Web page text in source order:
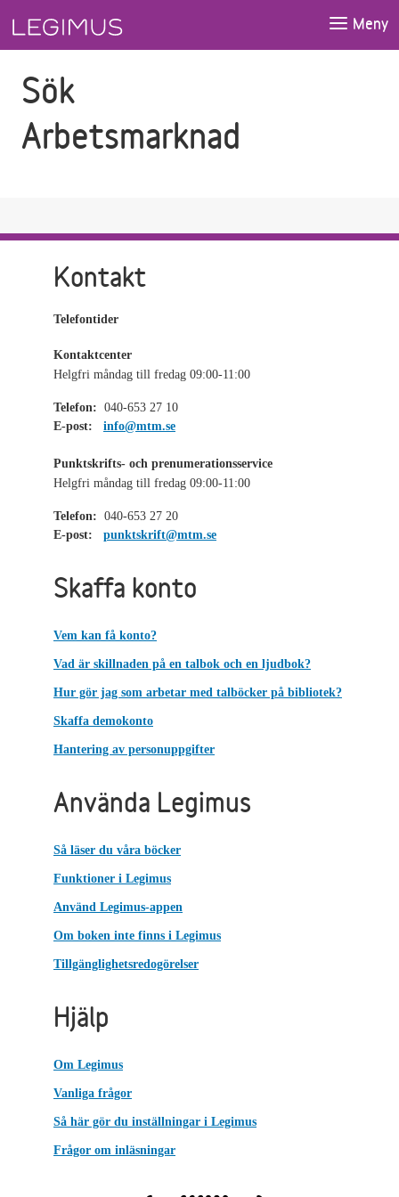
Meny
Sök
Arbetsmarknad
Kontakt
Telefontider
Kontaktcenter
Helgfri måndag till fredag 09:00-11:00
Telefon: 040-653 27 10
E-post:
info@mtm.se
Punktskrifts- och prenumerationsservice
Helgfri måndag till fredag 09:00-11:00
Telefon: 040-653 27 20
E-post:
punktskrift@mtm.se
Skaffa konto
Vem kan få konto?
Vad är skillnaden på en talbok och en ljudbok?
Hur gör jag som arbetar med talböcker på bibliotek?
Skaffa demokonto
Hantering av personuppgifter
Använda Legimus
Så läser du våra böcker
Funktioner i Legimus
Använd Legimus-appen
Om boken inte finns i Legimus
Tillgänglighetsredogörelser
Hjälp
Om Legimus
Vanliga frågor
Så här gör du inställningar i Legimus
Frågor om inläsningar